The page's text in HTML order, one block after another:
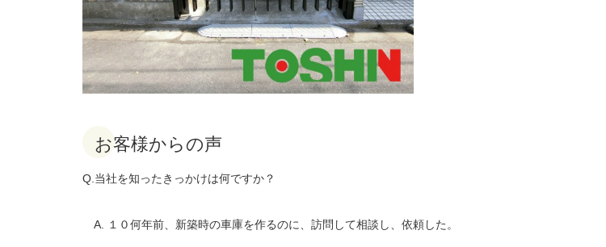
お客様からの声
Q.当社を知ったきっかけは何ですか？
A. １０何年前、新築時の車庫を作るのに、訪問して相談し、依頼した。